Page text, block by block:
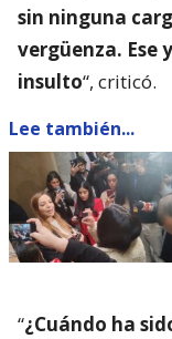
sin ninguna
vergüenza. Ese
insulto“, criticó.
Lee también...
“¿Cuándo ha